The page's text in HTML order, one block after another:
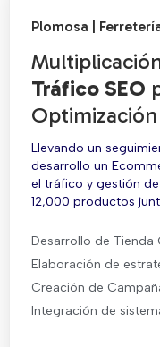
Plomosa |
Tráfico SEO
Optimización
Llevando un
desarrollo un
el tráfico y gestión
12,000 productos
Desarrollo de Tienda
Elaboración de
Creación de
Integración de